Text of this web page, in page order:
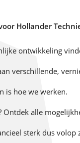
Hollander
ontwikkeling
verschillende,
is hoe we werken.
Ontdek alle
sterk dus volop